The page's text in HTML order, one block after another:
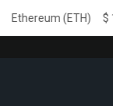
$1,897.53